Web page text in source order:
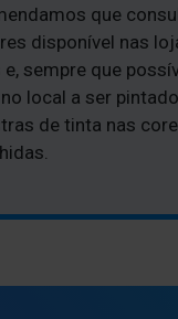
que
disponível nas
sempre que
local a ser
de tinta nas